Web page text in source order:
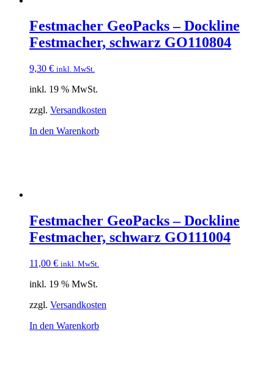
Festmacher GeoPacks – Dockline
Festmacher, schwarz GO110804
9,30 € inkl. MwSt.
inkl. 19 % MwSt.
zzgl. Versandkosten
In den Warenkorb
Festmacher GeoPacks – Dockline
Festmacher, schwarz GO111004
11,00 € inkl. MwSt.
inkl. 19 % MwSt.
zzgl. Versandkosten
In den Warenkorb